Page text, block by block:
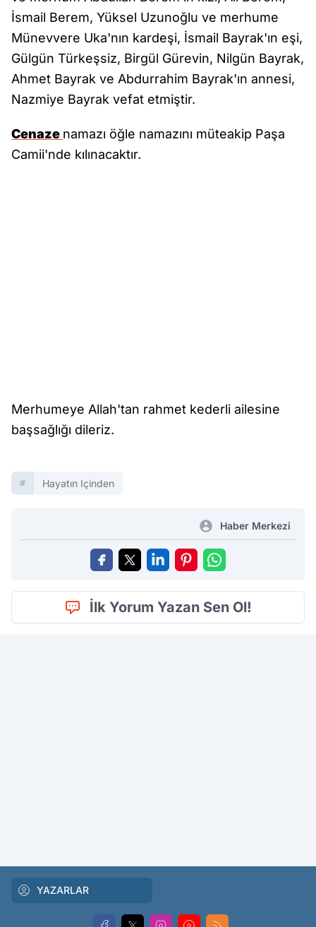
İsmail Berem, Yüksel Uzunoğlu ve merhume
Münevvere Uka'nın kardeşi, İsmail Bayrak'ın eşi,
Gülgün Türkeşsiz, Birgül Gürevin, Nilgün Bayrak,
Ahmet Bayrak ve Abdurrahim Bayrak'ın annesi,
Nazmiye Bayrak vefat etmiştir.
Cenaze namazı öğle namazını müteakip Paşa
Camii'nde kılınacaktır.
Merhumeye Allah'tan rahmet kederli ailesine
başsağlığı dileriz.
Hayatın Içinden
Haber Merkezi
İlk Yorum Yazan Sen Ol!
YAZARLAR